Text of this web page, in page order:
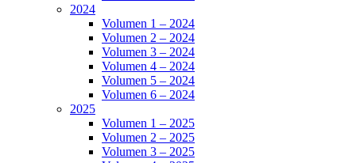
2024
Volumen 1 – 2024
Volumen 2 – 2024
Volumen 3 – 2024
Volumen 4 – 2024
Volumen 5 – 2024
Volumen 6 – 2024
2025
Volumen 1 – 2025
Volumen 2 – 2025
Volumen 3 – 2025